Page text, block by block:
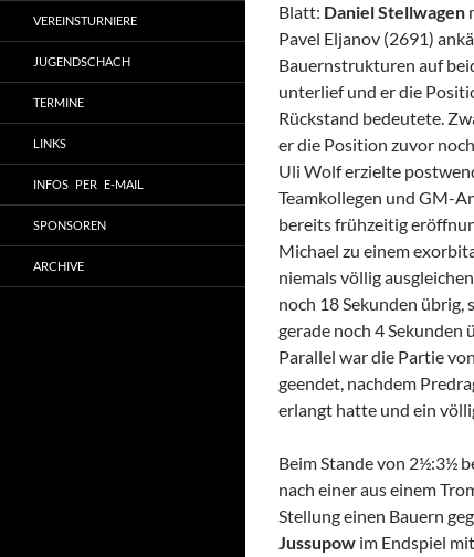
Blatt: Daniel Stellwagen
Pavel Eljanov (2691)
Bauernstrukturen auf
unterlief und er die
Rückstand bedeutete.
er die Position zuvor
Uli Wolf erzielte
Teamkollegen und GM-
bereits frühzeitig
Michael zu einem
niemals völlig
noch 18 Sekunden
gerade noch 4 Sekunden
Parallel war die Partie von
geendet, nachdem
erlangt hatte und ein
Beim Stande von 2½:3½
nach einer aus einem
Stellung einen Bauern
Jussupow im Endspiel
VEREINSTURNIERE
JUGENDSCHACH
TERMINE
LINKS
INFOS PER E-MAIL
SPONSOREN
ARCHIVE